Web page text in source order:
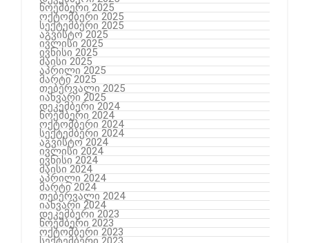
ნოემბერი 2025
ოქტომბერი 2025
სექტემბერი 2025
აგვისტო 2025
ივლისი 2025
ივნისი 2025
მაისი 2025
აპრილი 2025
მარტი 2025
თებერვალი 2025
იანვარი 2025
დეკემბერი 2024
ნოემბერი 2024
ოქტომბერი 2024
სექტემბერი 2024
აგვისტო 2024
ივლისი 2024
ივნისი 2024
მაისი 2024
აპრილი 2024
მარტი 2024
თებერვალი 2024
იანვარი 2024
დეკემბერი 2023
ნოემბერი 2023
ოქტომბერი 2023